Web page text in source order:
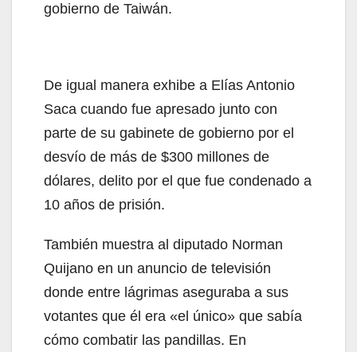
gobierno de Taiwán.
De igual manera exhibe a Elías Antonio
Saca cuando fue apresado junto con
parte de su gabinete de gobierno por el
desvío de más de $300 millones de
dólares, delito por el que fue condenado a
10 años de prisión.
También muestra al diputado Norman
Quijano en un anuncio de televisión
donde entre lágrimas aseguraba a sus
votantes que él era «el único» que sabía
cómo combatir las pandillas. En